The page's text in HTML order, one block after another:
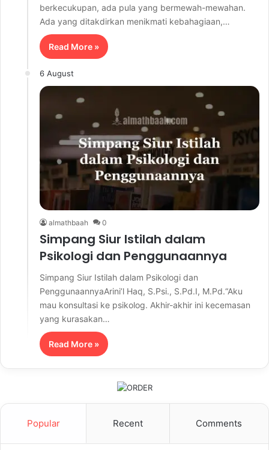
berkecukupan, ada pula yang bermewah-mewahan.
Ada yang ditakdirkan menikmati kebahagiaan,…
Read More »
6 August
almathbaah 0
Simpang Siur Istilah dalam
Psikologi dan Penggunaannya
Simpang Siur Istilah dalam Psikologi dan
PenggunaannyaArini’l Haq, S.Psi., S.Pd.I, M.Pd.“Aku
mau konsultasi ke psikolog. Akhir-akhir ini kecemasan
yang kurasakan…
Read More »
Popular Recent Comments